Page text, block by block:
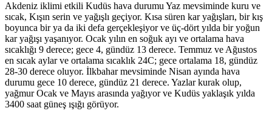
Akdeniz iklimi etkili Kudüs hava durumu Yaz mevsiminde kuru ve
sıcak, Kışın serin ve yağışlı geçiyor. Kısa süren kar yağışları, bir kış
boyunca bir ya da iki defa gerçekleşiyor ve üç-dört yılda bir yoğun
kar yağışı yaşanıyor. Ocak yılın en soğuk ayı ve ortalama hava
sıcaklığı 9 derece; gece 4, gündüz 13 derece. Temmuz ve Ağustos
en sıcak aylar ve ortalama sıcaklık 24C; gece ortalama 18, gündüz
28-30 derece oluyor. İlkbahar mevsiminde Nisan ayında hava
durumu gece 10 derece, gündüz 21 derece. Yazlar kurak olup,
yağmur Ocak ve Mayıs arasında yağıyor ve Kudüs yaklaşık yılda
3400 saat güneş ışığı görüyor.